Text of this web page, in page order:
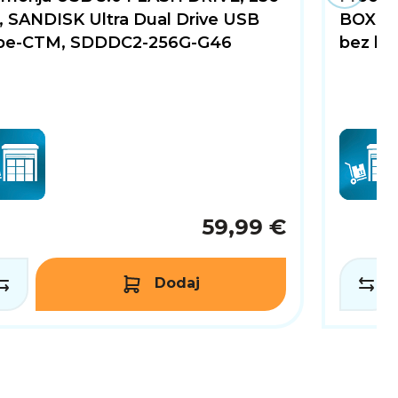
kombinirajući najnoviju AMD RDNA 4 arhitekturu
koji traži najbolje, ova grafička kartica
SANDISK Ultra Dual Drive USB
CTM, SDDDC2-256G-G46
59,99 €
Dodaj
BOX,
bez